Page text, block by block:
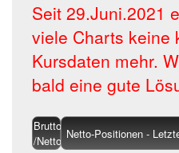
Seit 29.Juni.2021
viele Charts keine
Kursdaten mehr.
bald eine gute
Brutto
/Netto Netto-Positionen -